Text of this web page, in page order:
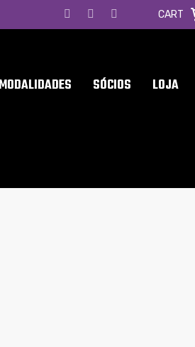
CART
MODALIDADES SÓCIOS LOJA